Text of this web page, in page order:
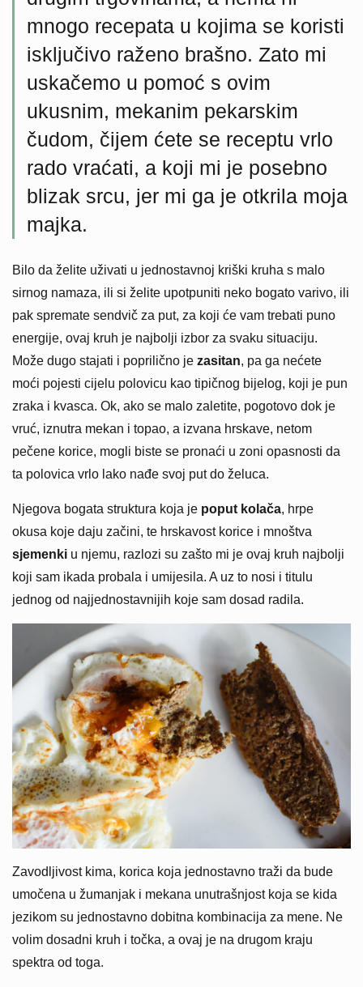
mnogo recepata u kojima se koristi
isključivo raženo brašno. Zato mi
uskačemo u pomoć s ovim
ukusnim, mekanim pekarskim
čudom, čijem ćete se receptu vrlo
rado vraćati, a koji mi je posebno
blizak srcu, jer mi ga je otkrila moja
majka.
Bilo da želite uživati u jednostavnoj kriški kruha s malo
sirnog namaza, ili si želite upotpuniti neko bogato varivo, ili
pak spremate sendvič za put, za koji će vam trebati puno
energije, ovaj kruh je najbolji izbor za svaku situaciju.
Može dugo stajati i poprilično je zasitan, pa ga nećete
moći pojesti cijelu polovicu kao tipičnog bijelog, koji je pun
zraka i kvasca. Ok, ako se malo zaletite, pogotovo dok je
vruć, iznutra mekan i topao, a izvana hrskave, netom
pečene korice, mogli biste se pronaći u zoni opasnosti da
ta polovica vrlo lako nađe svoj put do želuca.
Njegova bogata struktura koja je poput kolača, hrpe
okusa koje daju začini, te hrskavost korice i mnoštva
sjemenki u njemu, razlozi su zašto mi je ovaj kruh najbolji
koji sam ikada probala i umijesila. A uz to nosi i titulu
jednog od najjednostavnijih koje sam dosad radila.
Zavodljivost kima, korica koja jednostavno traži da bude
umočena u žumanjak i mekana unutrašnjost koja se kida
jezikom su jednostavno dobitna kombinacija za mene. Ne
volim dosadni kruh i točka, a ovaj je na drugom kraju
spektra od toga.